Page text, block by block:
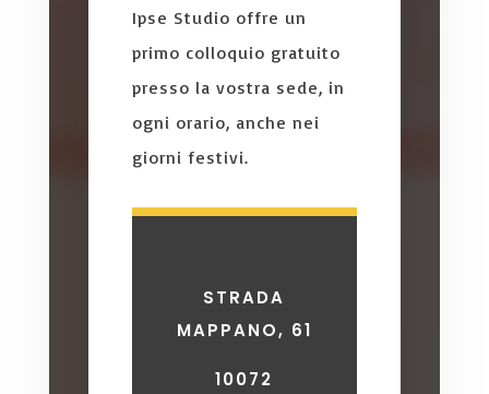
Ipse Studio offre un
primo colloquio gratuito
presso la vostra sede, in
ogni orario, anche nei
giorni festivi.
STRADA
MAPPANO, 61
10072